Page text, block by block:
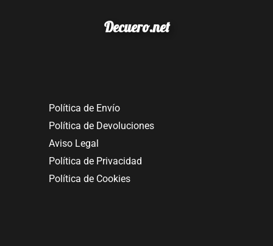
Decuero.net
Política de Envío
Política de Devoluciones
Aviso Legal
Política de Privacidad
Política de Cookies